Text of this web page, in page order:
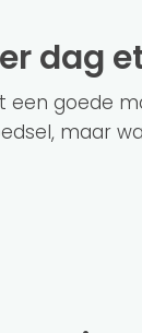
dag
een goede
maar